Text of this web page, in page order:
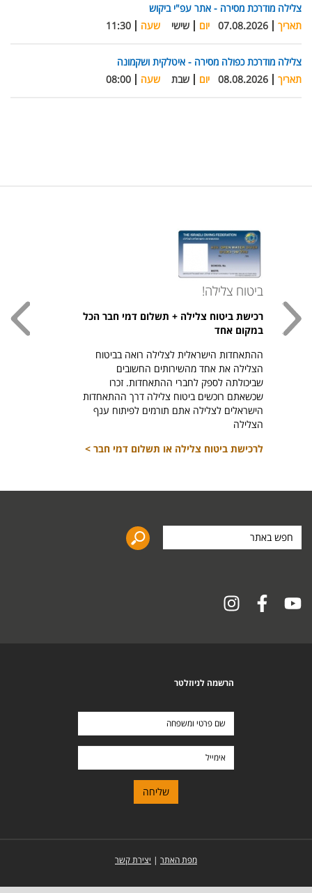
צלילה מודרכת מסירה - אתר עפ"י ביקוש
תאריך
07.08.2026 יום שישי שעה 11:30
צלילה מודרכת כפולה מסירה - איטלקית ושקמונה
תאריך
08.08.2026 יום שבת שעה 08:00
ביטוח צלילה!
רכישת ביטוח צלילה + תשלום דמי חבר הכל
במקום אחד
ההתאחדות הישראלית לצלילה רואה בביטוח
הצלילה את אחד מהשירותים החשובים
שביכולתה לספק לחברי ההתאחדות. זכרו
שכשאתם רוכשים ביטוח צלילה דרך ההתאחדות
הישראלים לצלילה אתם תורמים לפיתוח ענף
הצלילה
לרכישת ביטוח צלילה או תשלום דמי חבר >
באתר
הרשמה לניוזלטר
מפת האתר | יצירת קשר